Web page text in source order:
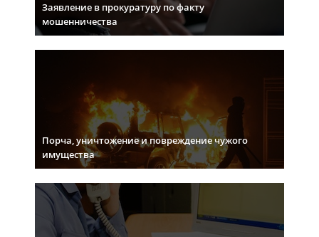
Заявление в прокуратуру по факту
мошенничества
Порча, уничтожение и повреждение чужого
имущества